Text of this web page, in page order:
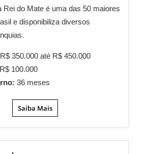
Rei do Mate é uma das 50 maiores
e disponibiliza diversos
R$ 350.000 até R$ 450.000
R$ 100.000
36 meses
Saiba Mais